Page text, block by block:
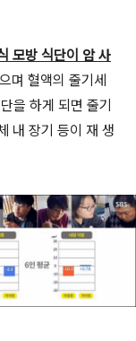
모방 식단이 암 사
며 혈액의 줄기세
을 하게 되면 줄기
내 장기 등이 재 생